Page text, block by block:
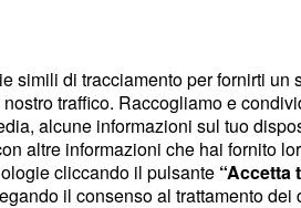
testo
parlamentare del
dei parlamentari da
passerebbe così dagli
Camera dei Deputati
simili di tracciamento per fornirti
traffico. Raccogliamo e
alcune informazioni sul tuo
altre informazioni che hai fornito
cliccando il pulsante “Accetta
il consenso al trattamento